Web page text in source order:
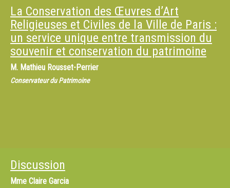
La Conservation des Œuvres d’Art
Religieuses et Civiles de la Ville de Paris :
un service unique entre transmission du
souvenir et conservation du patrimoine
M. Mathieu Rousset-Perrier
Conservateur du Patrimoine
Discussion
Mme Claire Garcia